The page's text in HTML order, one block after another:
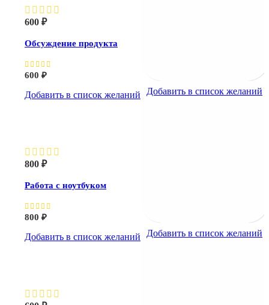
600 ₽
Обсуждение продукта
600 ₽
Добавить в список желаний
800 ₽
Работа с ноутбуком
800 ₽
Добавить в список желаний
Добавить в список желаний Добавить в список желаний